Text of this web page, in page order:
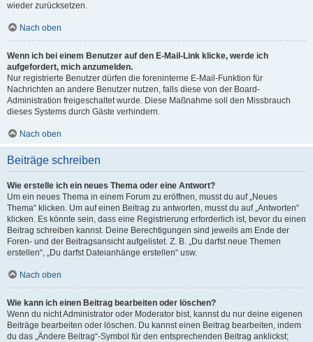
wieder zurücksetzen.
Nach oben
Wenn ich bei einem Benutzer auf den E-Mail-Link klicke, werde ich
aufgefordert, mich anzumelden.
Nur registrierte Benutzer dürfen die foreninterne E-Mail-Funktion für
Nachrichten an andere Benutzer nutzen, falls diese von der Board-
Administration freigeschaltet wurde. Diese Maßnahme soll den Missbrauch
dieses Systems durch Gäste verhindern.
Nach oben
Beiträge schreiben
Wie erstelle ich ein neues Thema oder eine Antwort?
Um ein neues Thema in einem Forum zu eröffnen, musst du auf „Neues
Thema“ klicken. Um auf einen Beitrag zu antworten, musst du auf „Antworten“
klicken. Es könnte sein, dass eine Registrierung erforderlich ist, bevor du einen
Beitrag schreiben kannst. Deine Berechtigungen sind jeweils am Ende der
Foren- und der Beitragsansicht aufgelistet. Z. B. „Du darfst neue Themen
erstellen“, „Du darfst Dateianhänge erstellen“ usw.
Nach oben
Wie kann ich einen Beitrag bearbeiten oder löschen?
Wenn du nicht Administrator oder Moderator bist, kannst du nur deine eigenen
Beiträge bearbeiten oder löschen. Du kannst einen Beitrag bearbeiten, indem
du das „Ändere Beitrag“-Symbol für den entsprechenden Beitrag anklickst;